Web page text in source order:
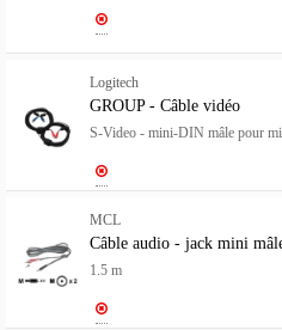
Logitech
GROUP - Câble vidéo
S-Video - mini-DIN mâle pour
MCL
Câble audio - jack mini
1.5 m